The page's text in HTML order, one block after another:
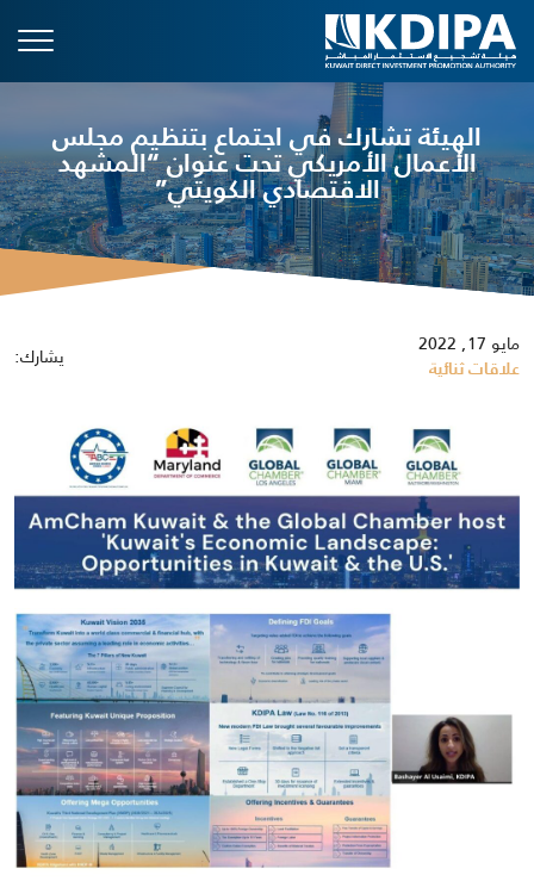
الهيئة تشارك في اجتماع بتنظيم مجلس
الأعمال الأمريكي تحت عنوان “المشهد
الاقتصادي الكويتي”
مايو 17, 2022
علاقات ثنائية يشارك: